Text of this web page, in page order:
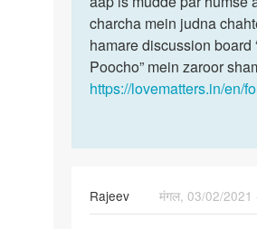
Mithun
Ray
charcha mein judna
hamare discussion board
Poocho” mein zaroor
https://lovematters.in/en/
Rajeev
मंगल, 03/02/